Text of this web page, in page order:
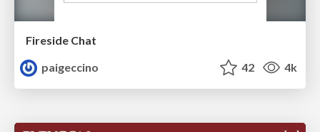
Fireside Chat
paigeccino
42 4k